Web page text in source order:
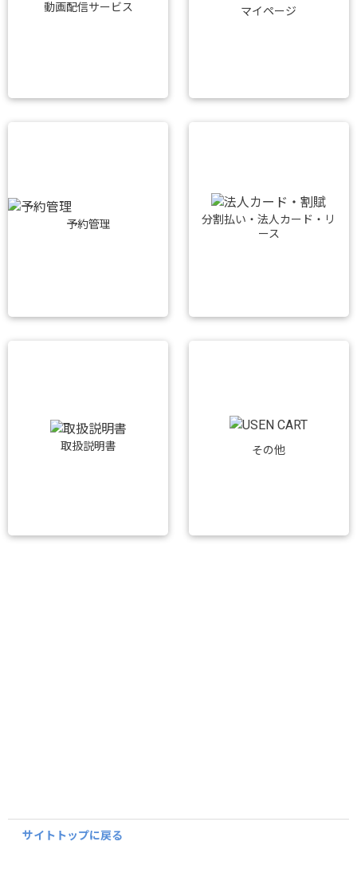
動画配信サービス マイページ
予約管理
分割払い・法人カード・リ
ース
取扱説明書 その他
サイトトップに戻る